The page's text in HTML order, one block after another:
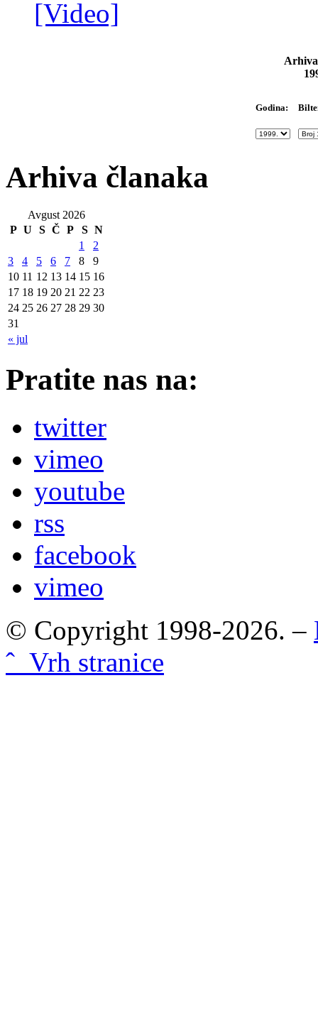
[Video]
Godina:
Arhiva članaka
Avgust 2026
P U S Č P S N
« jul
1
2
3
4 5 6 7 8
9
10 11 12 13 14 15 16
17 18 19 20 21 22 23
24 25 26 27 28 29 30
31
Pratite nas na:
twitter
vimeo
youtube
rss
facebook
vimeo
© Copyright 1998-2026. –
ˆ Vrh stranice